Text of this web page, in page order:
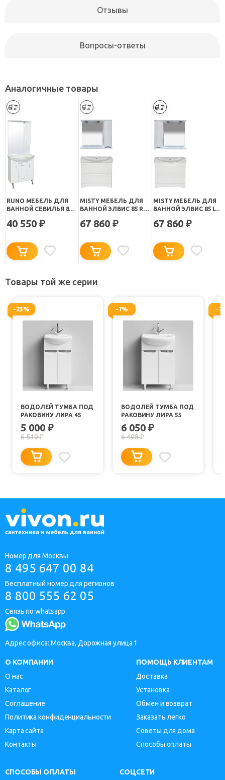
Отзывы
Вопросы-ответы
Аналогичные товары
RUNO МЕБЕЛЬ ДЛЯ
ВАННОЙ СЕВИЛЬЯ 85
40 550 ₽
MISTY МЕБЕЛЬ ДЛЯ
ВАННОЙ ЭЛВИС 85 R
67 860 ₽
MISTY МЕБЕЛЬ ДЛЯ
ВАННОЙ ЭЛВИС 85 L
67 860 ₽
Товары той же серии
-23%
ВОДОЛЕЙ ТУМБА ПОД
РАКОВИНУ ЛИРА 45
5 000 ₽
6 510₽
-7%
ВОДОЛЕЙ ТУМБА ПОД
РАКОВИНУ ЛИРА 55
6 050 ₽
6 498₽
-
Номер для Москвы
8 495 647 00 84
Бесплатный номер для регионов
8 800 555 62 05
Связь по whatsapp
Адрес офиса: Москва, Дорожная улица 1
О КОМПАНИИ
О нас
Каталог
Соглашение
Политика конфиденциальности
Карта сайта
Контакты
ПОМОЩЬ КЛИЕНТАМ
Доставка
Установка
Обмен и возврат
Заказать легко
Советы для дома
Способы оплаты
СПОСОБЫ ОПЛАТЫ СОЦСЕТИ